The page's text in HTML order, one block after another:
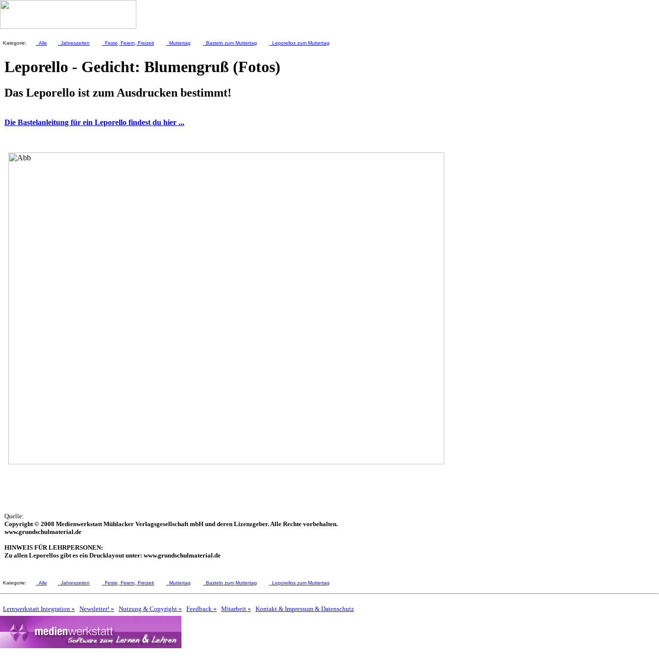
Kategorie: Alle Jahreszeiten Feste, Feiern, Freizeit Muttertag Basteln zum Muttertag Leporellos zum Muttertag
Leporello - Gedicht: Blumengruß (Fotos)
Das Leporello ist zum Ausdrucken bestimmt!
Die Bastelanleitung für ein Leporello findest du hier ...
Quelle:
Copyright © 2008 Medienwerkstatt Mühlacker Verlagsgesellschaft mbH und deren Lizenzgeber. Alle Rechte vorbehalten.
www.grundschulmaterial.de
HINWEIS FÜR LEHRPERSONEN:
Zu allen Leporellos gibt es ein Drucklayout unter: www.grundschulmaterial.de
Kategorie: Alle Jahreszeiten Feste, Feiern, Freizeit Muttertag Basteln zum Muttertag Leporellos zum Muttertag
Lernwerkstatt Integration » Newsletter! » Nutzung & Copyright » Feedback » Mitarbeit » Kontakt & Impressum & Datenschutz